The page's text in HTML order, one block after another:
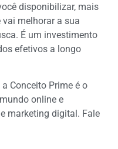
disponibilizar, mais
melhorar a sua
É um investimento
efetivos a longo
Conceito Prime é o
online e
marketing digital. Fale